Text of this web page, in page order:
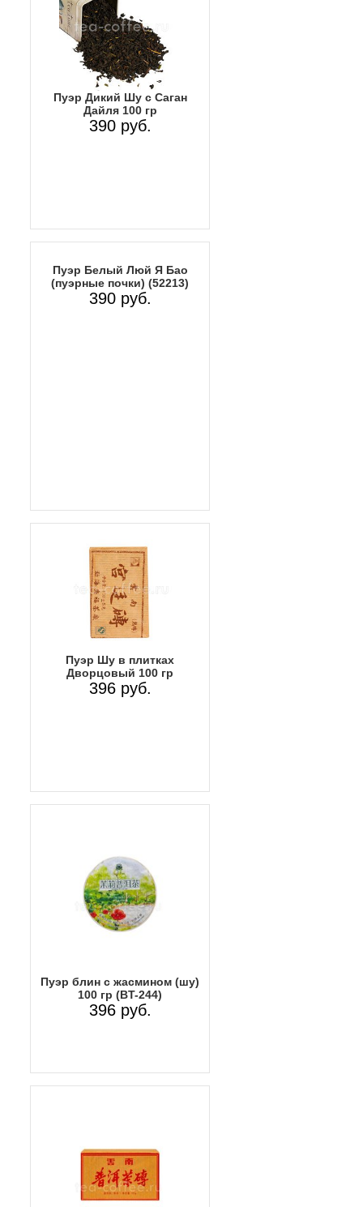
Пуэр Дикий Шу с Саган
Дайля 100 гр
390 руб.
Пуэр Белый Люй Я Бао
(пуэрные почки) (52213)
390 руб.
Пуэр Шу в плитках
Дворцовый 100 гр
396 руб.
Пуэр блин с жасмином (шу)
100 гр (BT-244)
396 руб.